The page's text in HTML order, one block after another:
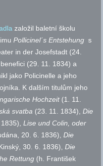
založil baletní školu
Pollicinel´s Entstehung s
in der Josefstadt (24.
(29. 11. 1834) a
jako Policinelle a jeho
K dalším titulům jeho
Hochzeit(1. 11.
svatba (23. 11. 1834),Die
1835),Lise und Colin, oder
20. 6. 1836),Die
30. 6. 1836),Die
Rettung (h. František